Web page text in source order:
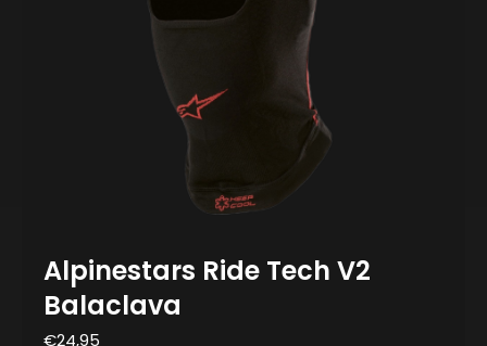
Alpinestars Ride Tech V2
Balaclava
€24,95